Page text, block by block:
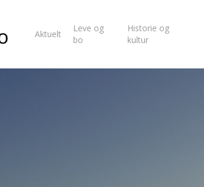
Aktuelt
Leve og
bo
Historie og
kultur